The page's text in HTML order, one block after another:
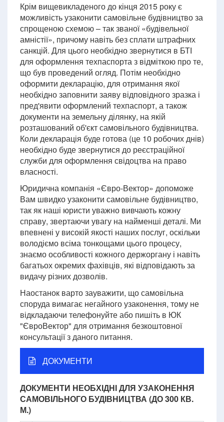
Крім вищевикладеного до кінця 2015 року є
можливість узаконити самовільне будівництво за
спрощеною схемою – так званої «будівельної
амністії», причому навіть без сплати штрафних
санкцій. Для цього необхідно звернутися в БТІ
для оформлення техпаспорта з відміткою про те,
що був проведений огляд. Потім необхідно
оформити декларацію, для отримання якої
необхідно заповнити заяву відповідного зразка і
пред'явити оформлений техпаспорт, а також
документи на земельну ділянку, на якій
розташований об'єкт самовільного будівництва.
Коли декларація буде готова (це 10 робочих днів)
необхідно буде звернутися до реєстраційної
служби для оформлення свідоцтва на право
власності.
Юридична компанія «Євро-Вектор» допоможе
Вам швидко узаконити самовільне будівництво,
так як наші юристи уважно вивчають кожну
справу, звертаючи увагу на найменші деталі. Ми
впевнені у високій якості наших послуг, оскільки
володіємо всіма тонкощами цього процесу,
знаємо особливості кожного держоргану і навіть
багатьох окремих фахівців, які відповідають за
видачу різних дозволів.
Наостанок варто зауважити, що самовільна
споруда вимагає негайного узаконення, тому не
відкладаючи телефонуйте або пишіть в ЮК
"ЄвроВектор" для отримання безкоштовної
консультації з даного питання.
ДОКУМЕНТИ
ДОКУМЕНТИ НЕОБХІДНІ ДЛЯ УЗАКОНЕННЯ
САМОВІЛЬНОГО БУДІВНИЦТВА (ДО 300 КВ.
М.)